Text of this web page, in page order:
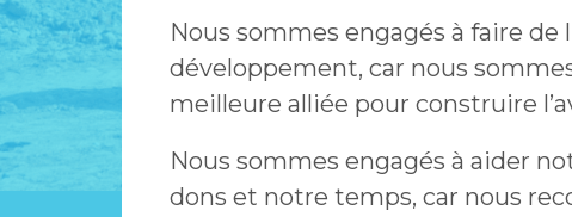
Nous sommes engagés à faire
développement, car nous
meilleure alliée pour construire
Nous sommes engagés à aider
dons et notre temps, car nous